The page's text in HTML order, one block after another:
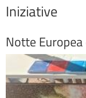
Iniziative
Notte